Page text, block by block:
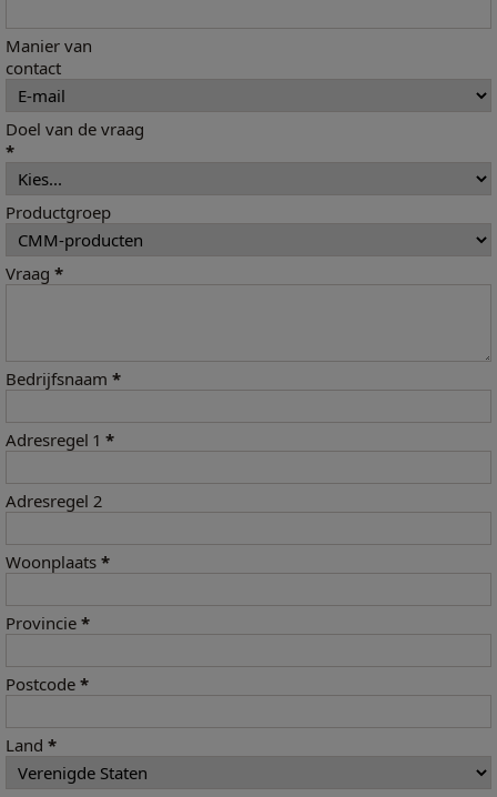
Manier van
contact
Doel van de vraag
*
Productgroep
Vraag *
Bedrijfsnaam *
Adresregel 1 *
Adresregel 2
Woonplaats *
Provincie *
Postcode *
Land *